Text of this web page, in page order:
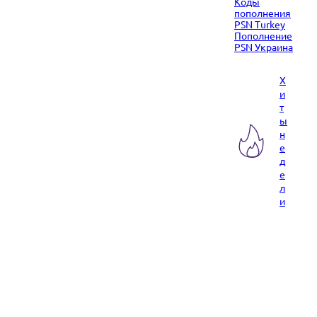
пополнения
PSN Turkey
Пополнение
PSN Украина
Х
и
т
ы
н
е
д
е
л
и